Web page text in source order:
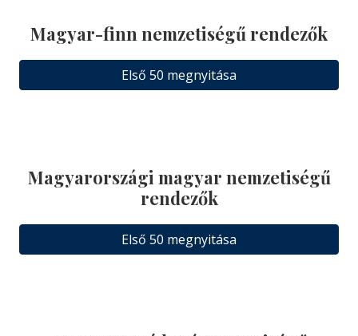
Magyar-finn nemzetiségű rendezők
Első 50 megnyitása
Magyarországi magyar nemzetiségű
rendezők
Első 50 megnyitása